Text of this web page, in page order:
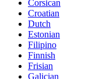
Corsican
Croatian
Dutch
Estonian
Filipino
Finnish
Frisian
Galician